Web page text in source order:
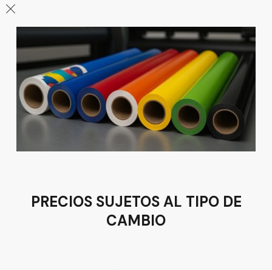
pedido o solicita una asesoría sin
compromiso
Síguenos en nuestras redes
Suscríbete para promociones,
especiales descuentos, regalos y
PRECIOS SUJETOS AL TIPO DE
CAMBIO